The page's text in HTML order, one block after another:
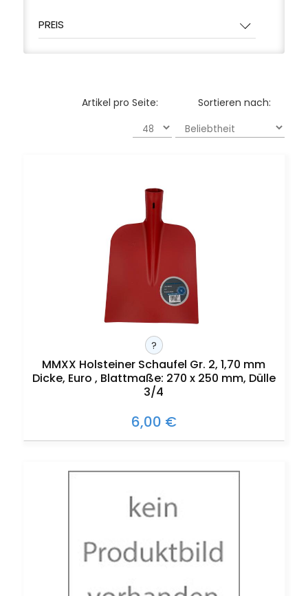
PREIS
Sortieren nach:
Artikel pro Seite:
?
MMXX Holsteiner Schaufel Gr. 2, 1,70 mm
Dicke, Euro , Blattmaße: 270 x 250 mm, Dülle
3/4
6,00 €